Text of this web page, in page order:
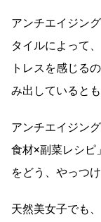
アンチエイジン
タイルによって
トレスを感じる
み出していると
アンチエイジン
食材×副菜レシピ
をどう、やっつ
天然美女子でも